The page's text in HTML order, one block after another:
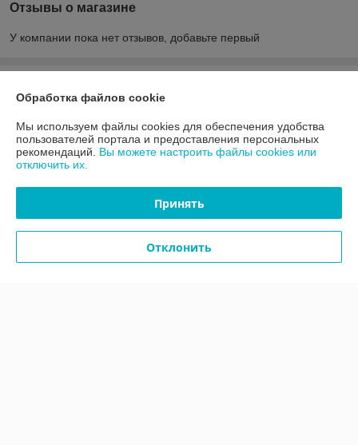
Отзывы о магазине
У компании пока нет отзывов, добавьте первый
Контакты
Доставка и оплата
Полная версия сайта
Обработка файлов cookie
Мы используем файлы cookies для обеспечения удобства
пользователей портала и предоставления персональных
рекомендаций. Вы можете настроить файлы cookies или
отключить их.
Принять
Отклонить